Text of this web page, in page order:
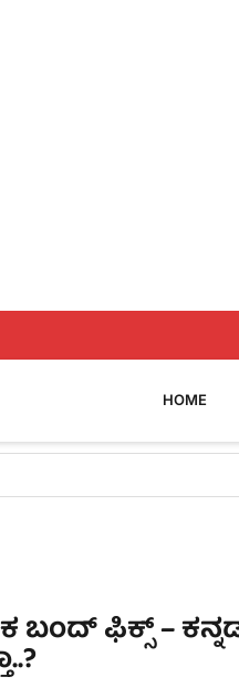
HOME
ಬಂದ್‌ ಫಿಕ್ಸ್‌ –